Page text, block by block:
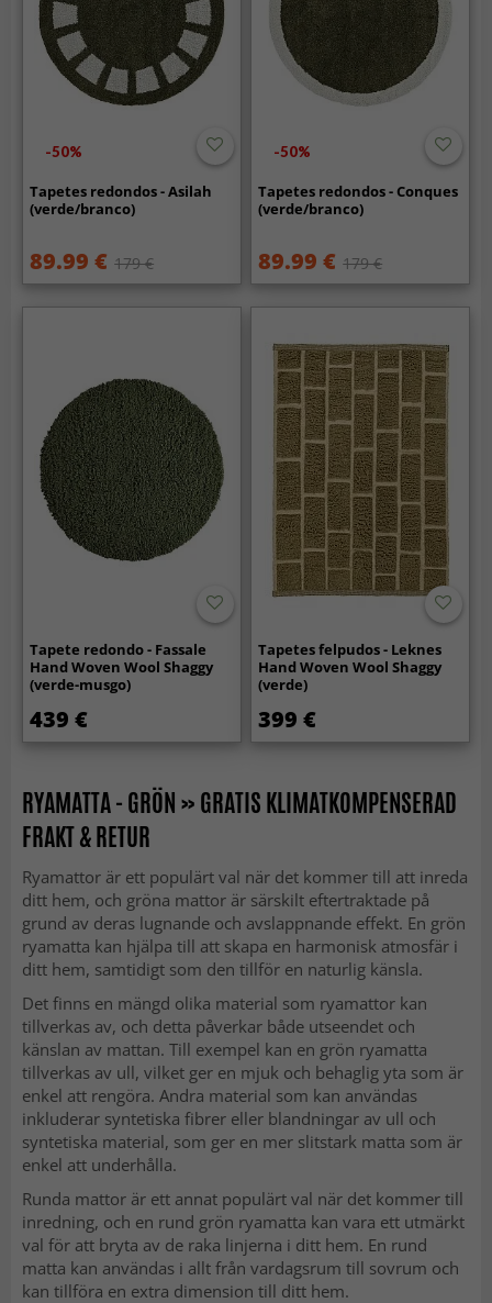
-50%
Tapetes redondos - Asilah
(verde/branco)
89.99 € 179 €
-50%
Tapetes redondos - Conques
(verde/branco)
89.99 € 179 €
Tapete redondo - Fassale
Hand Woven Wool Shaggy
(verde-musgo)
439 €
Tapetes felpudos - Leknes
Hand Woven Wool Shaggy
(verde)
399 €
RYAMATTA - GRÖN » GRATIS KLIMATKOMPENSERAD
FRAKT & RETUR
Ryamattor är ett populärt val när det kommer till att inreda
ditt hem, och gröna mattor är särskilt eftertraktade på
grund av deras lugnande och avslappnande effekt. En grön
ryamatta kan hjälpa till att skapa en harmonisk atmosfär i
ditt hem, samtidigt som den tillför en naturlig känsla.
Det finns en mängd olika material som ryamattor kan
tillverkas av, och detta påverkar både utseendet och
känslan av mattan. Till exempel kan en grön ryamatta
tillverkas av ull, vilket ger en mjuk och behaglig yta som är
enkel att rengöra. Andra material som kan användas
inkluderar syntetiska fibrer eller blandningar av ull och
syntetiska material, som ger en mer slitstark matta som är
enkel att underhålla.
Runda mattor är ett annat populärt val när det kommer till
inredning, och en rund grön ryamatta kan vara ett utmärkt
val för att bryta av de raka linjerna i ditt hem. En rund
matta kan användas i allt från vardagsrum till sovrum och
kan tillföra en extra dimension till ditt hem.